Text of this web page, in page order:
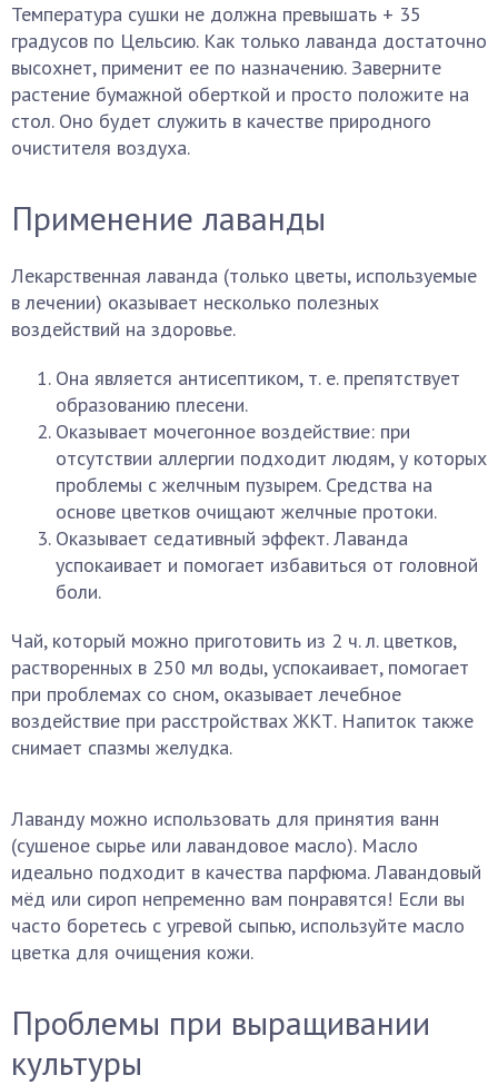
Температура сушки не должна превышать + 35
градусов по Цельсию. Как только лаванда достаточно
высохнет, применит ее по назначению. Заверните
растение бумажной оберткой и просто положите на
стол. Оно будет служить в качестве природного
очистителя воздуха.
Применение лаванды
Лекарственная лаванда (только цветы, используемые
в лечении) оказывает несколько полезных
воздействий на здоровье.
Она является антисептиком, т. е. препятствует
образованию плесени.
Оказывает мочегонное воздействие: при
отсутствии аллергии подходит людям, у которых
проблемы с желчным пузырем. Средства на
основе цветков очищают желчные протоки.
Оказывает седативный эффект. Лаванда
успокаивает и помогает избавиться от головной
боли.
Чай, который можно приготовить из 2 ч. л. цветков,
растворенных в 250 мл воды, успокаивает, помогает
при проблемах со сном, оказывает лечебное
воздействие при расстройствах ЖКТ. Напиток также
снимает спазмы желудка.
Лаванду можно использовать для принятия ванн
(сушеное сырье или лавандовое масло). Масло
идеально подходит в качества парфюма. Лавандовый
мёд или сироп непременно вам понравятся! Если вы
часто боретесь с угревой сыпью, используйте масло
цветка для очищения кожи.
Проблемы при выращивании
культуры